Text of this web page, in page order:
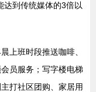
达到传统媒体的3倍以
上班时段推送咖啡、
员服务；写字楼电梯
打社区团购、家居用